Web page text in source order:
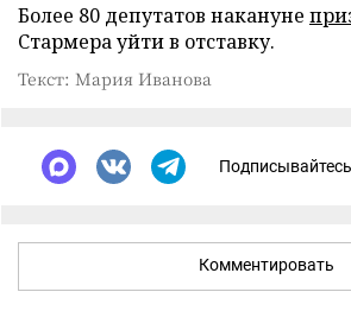
Более 80 депутатов накануне
Стармера уйти в отставку.
Текст: Мария Иванова
Комментировать